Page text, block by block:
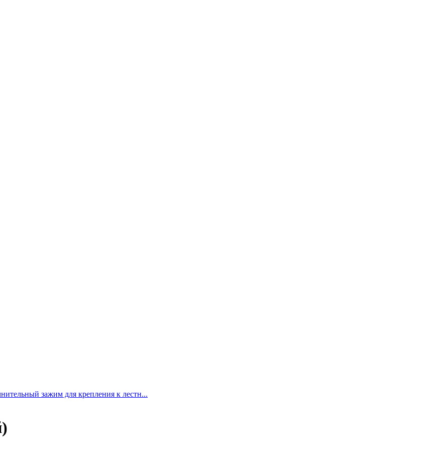
зажим для крепления к лестн...